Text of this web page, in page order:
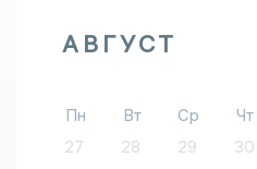
АВГУСТ
Пн Вт Ср Чт
27
28 29 30